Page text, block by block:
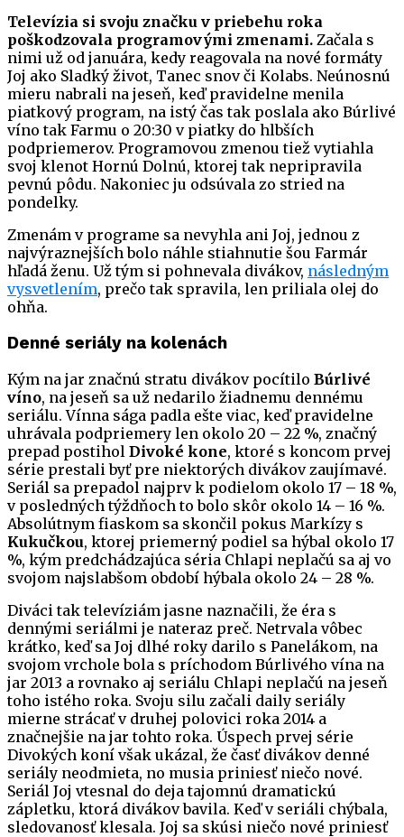
Televízia si svoju značku v priebehu roka
poškodzovala programovými zmenami. Začala s
nimi už od januára, kedy reagovala na nové formáty
Joj ako Sladký život, Tanec snov či Kolabs. Neúnosnú
mieru nabrali na jeseň, keď pravidelne menila
piatkový program, na istý čas tak poslala ako Búrlivé
víno tak Farmu o 20:30 v piatky do hlbších
podpriemerov. Programovou zmenou tiež vytiahla
svoj klenot Hornú Dolnú, ktorej tak nepripravila
pevnú pôdu. Nakoniec ju odsúvala zo stried na
pondelky.
Zmenám v programe sa nevyhla ani Joj, jednou z
najvýraznejších bolo náhle stiahnutie šou Farmár
hľadá ženu. Už tým si pohnevala divákov, následným
vysvetlením, prečo tak spravila, len priliala olej do
ohňa.
Denné seriály na kolenách
Kým na jar značnú stratu divákov pocítilo Búrlivé
víno, na jeseň sa už nedarilo žiadnemu dennému
seriálu. Vínna sága padla ešte viac, keď pravidelne
uhrávala podpriemery len okolo 20 – 22 %, značný
prepad postihol Divoké kone, ktoré s koncom prvej
série prestali byť pre niektorých divákov zaujímavé.
Seriál sa prepadol najprv k podielom okolo 17 – 18 %,
v posledných týždňoch to bolo skôr okolo 14 – 16 %.
Absolútnym fiaskom sa skončil pokus Markízy s
Kukučkou, ktorej priemerný podiel sa hýbal okolo 17
%, kým predchádzajúca séria Chlapi neplačú sa aj vo
svojom najslabšom období hýbala okolo 24 – 28 %.
Diváci tak televíziám jasne naznačili, že éra s
dennými seriálmi je nateraz preč. Netrvala vôbec
krátko, keď sa Joj dlhé roky darilo s Panelákom, na
svojom vrchole bola s príchodom Búrlivého vína na
jar 2013 a rovnako aj seriálu Chlapi neplačú na jeseň
toho istého roka. Svoju silu začali daily seriály
mierne strácať v druhej polovici roka 2014 a
značnejšie na jar tohto roka. Úspech prvej série
Divokých koní však ukázal, že časť divákov denné
seriály neodmieta, no musia priniesť niečo nové.
Seriál Joj vtesnal do deja tajomnú dramatickú
zápletku, ktorá divákov bavila. Keď v seriáli chýbala,
sledovanosť klesala. Joj sa skúsi niečo nové priniesť